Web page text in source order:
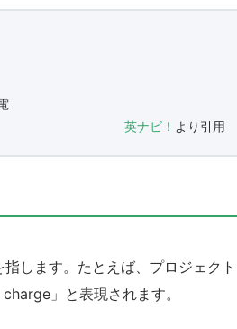
英ナビ！ より引用
します。たとえば、プロジェクト
」と表現されます。